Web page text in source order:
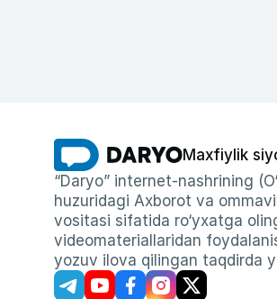
Maxfiylik
“Daryo” internet-nashrining
huzuridagi Axborot va
vositasi sifatida ro‘yxatga
videomateriallaridan
yozuv ilova qilingan taqdirda